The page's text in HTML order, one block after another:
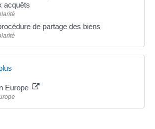
acquêts
de partage des biens
Europe